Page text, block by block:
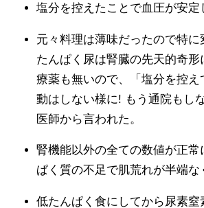
塩分を控えたことで血圧が安定
元々料理は薄味だったので特に
たんぱく尿は腎臓の先天的奇形
療薬も無いので、「塩分を控え
動はしない様に! もう通院もし
医師から言われた。
腎機能以外の全ての数値が正常
ぱく質の不足で肌荒れが半端な
低たんぱく食にしてから尿素窒